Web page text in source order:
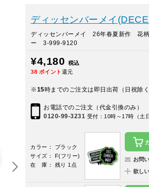
ディッセンバーメイ
ディッセンバーメイ 26年春夏新作 花柄
ー 3-999-9120
¥4,180
税込
38 ポイント 還元
※15時までのご注文は即日出荷（日祝除く
お電話でのご注文（代金引換のみ）
0120-99-3231 受付：10時～17時（土
カラー： ブラック
サイズ： F(フリー)
在 庫： 残り 1点
お問
欲し